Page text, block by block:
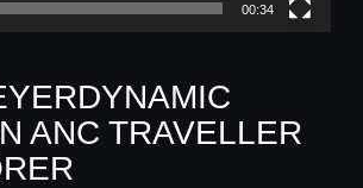
00:34
ANC TRAVELLER